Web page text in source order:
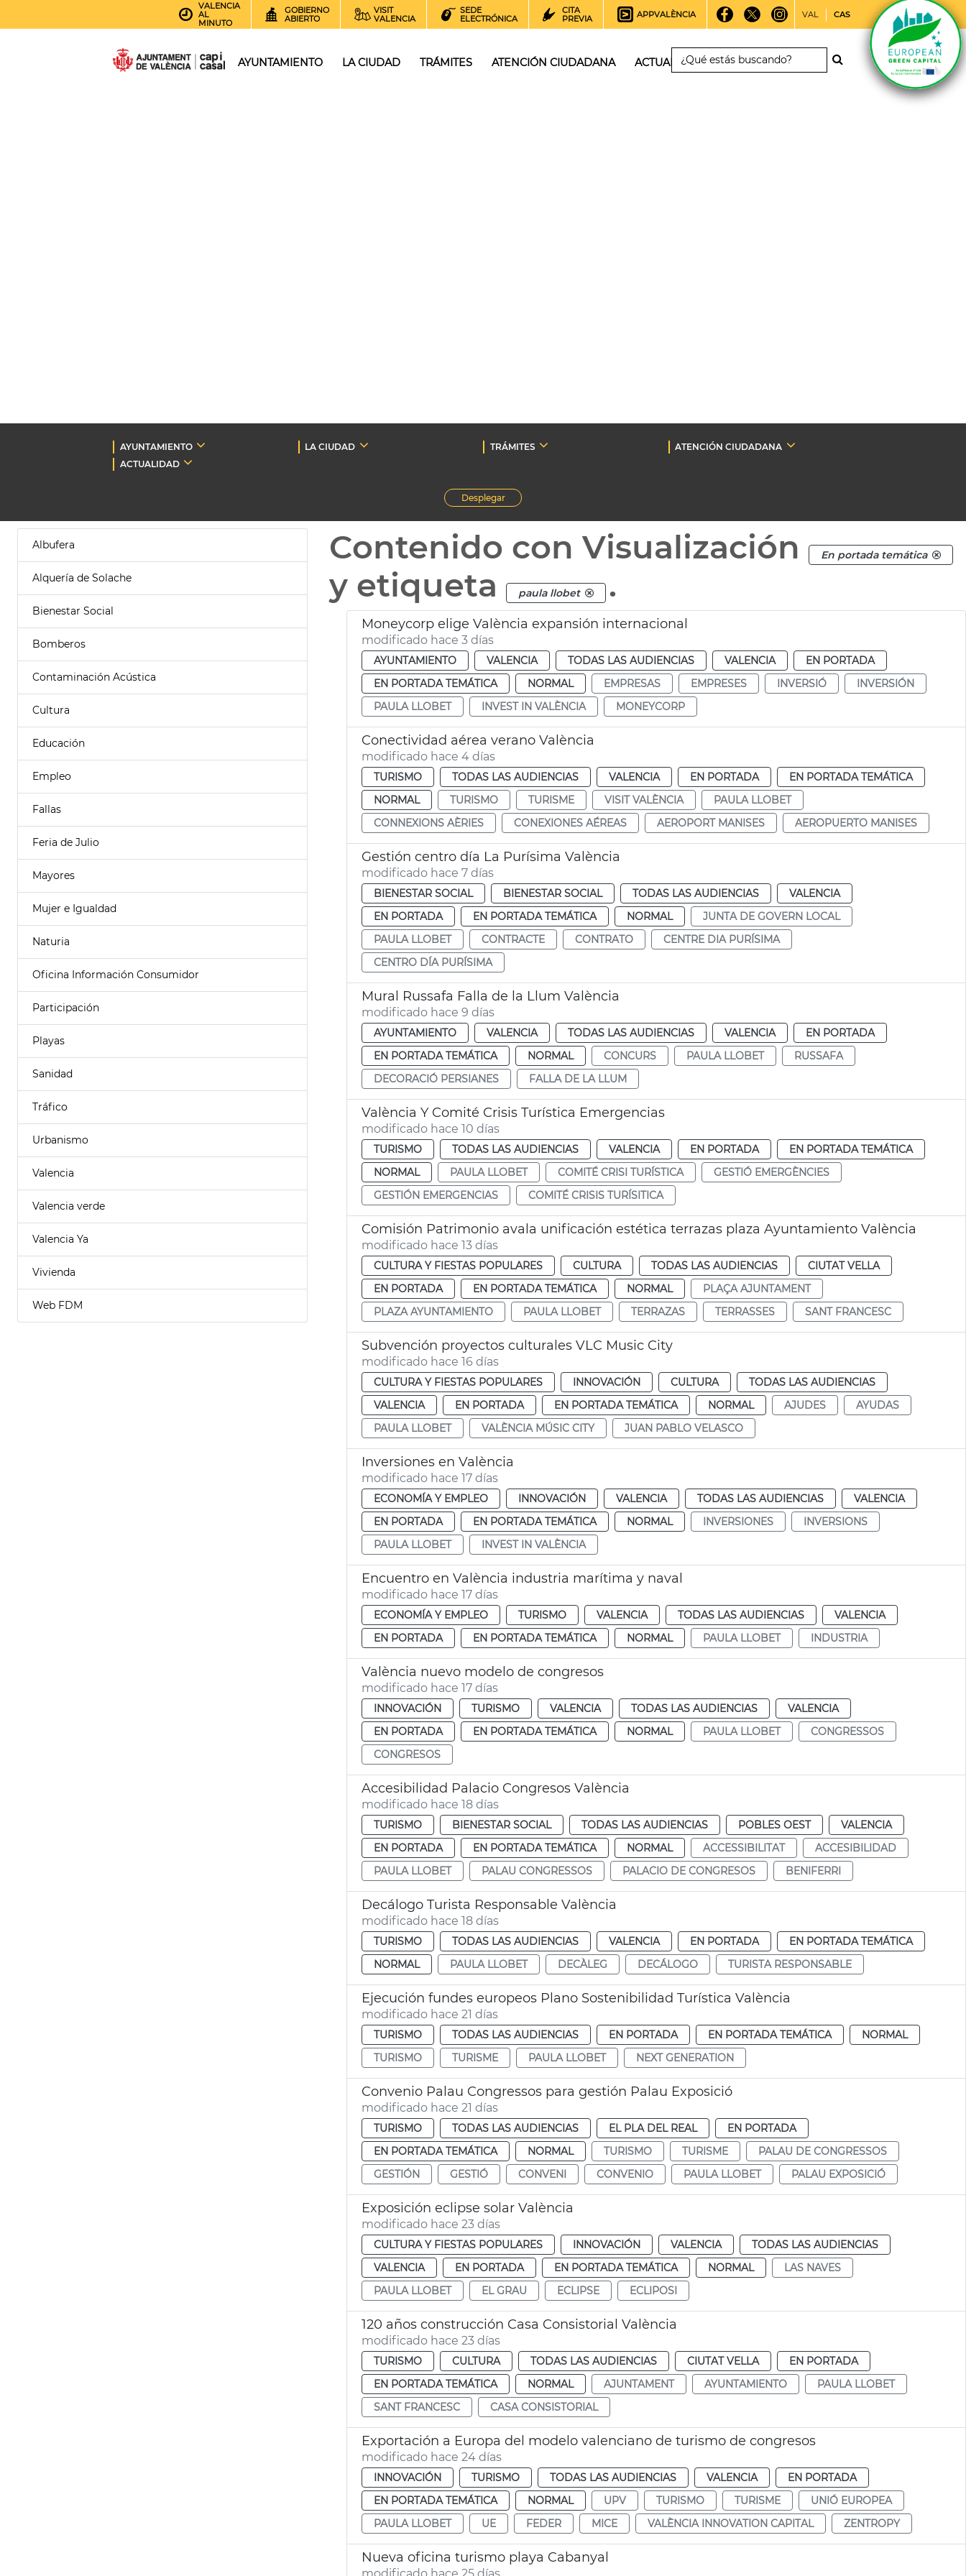
VALENCIA
AL
MINUTO
GOBIERNO
ABIERTO
VISIT
VALENCIA
SEDE
ELECTRÓNICA
CITA
PREVIA
APPVALÈNCIA VAL CAS
AYUNTAMIENTO LA CIUDAD TRÁMITES ATENCIÓN CIUDADANA ACTUALIDAD
AYUNTAMIENTO LA CIUDAD TRÁMITES
ATENCIÓN CIUDADANA
ACTUALIDAD
Desplegar
Albufera
Alquería de Solache
Bienestar Social
Bomberos
Contaminación Acústica
Cultura
Educación
Empleo
Fallas
Feria de Julio
Mayores
Mujer e Igualdad
Naturia
Oficina Información Consumidor
Participación
Playas
Sanidad
Tráfico
Urbanismo
Valencia
Valencia verde
Valencia Ya
Vivienda
Web FDM
Contenido con Visualización En portada temática
y etiqueta paula llobet .
Moneycorp elige València expansión internacional
modificado hace 3 días
AYUNTAMIENTO VALENCIA TODAS LAS AUDIENCIAS VALENCIA
EN PORTADA
EN PORTADA TEMÁTICA
NORMAL EMPRESAS EMPRESES INVERSIÓ
INVERSIÓN
PAULA LLOBET
INVEST IN VALÈNCIA MONEYCORP
Conectividad aérea verano València
modificado hace 4 días
TURISMO TODAS LAS AUDIENCIAS VALENCIA EN PORTADA
EN PORTADA TEMÁTICA
NORMAL
TURISMO TURISME VISIT VALÈNCIA
PAULA LLOBET
CONNEXIONS AÈRIES
CONEXIONES AÉREAS AEROPORT MANISES AEROPUERTO MANISES
Gestión centro día La Purísima València
modificado hace 7 días
BIENESTAR SOCIAL BIENESTAR SOCIAL TODAS LAS AUDIENCIAS
VALENCIA
EN PORTADA
EN PORTADA TEMÁTICA NORMAL
JUNTA DE GOVERN LOCAL
PAULA LLOBET
CONTRACTE CONTRATO
CENTRE DIA PURÍSIMA
CENTRO DÍA PURÍSIMA
Mural Russafa Falla de la Llum València
modificado hace 9 días
AYUNTAMIENTO VALENCIA TODAS LAS AUDIENCIAS VALENCIA
EN PORTADA
EN PORTADA TEMÁTICA
NORMAL CONCURS PAULA LLOBET
RUSSAFA
DECORACIÓ PERSIANES
FALLA DE LA LLUM
València Y Comité Crisis Turística Emergencias
modificado hace 10 días
TURISMO TODAS LAS AUDIENCIAS VALENCIA EN PORTADA
EN PORTADA TEMÁTICA
NORMAL
PAULA LLOBET COMITÉ CRISI TURÍSTICA
GESTIÓ EMERGÈNCIES
GESTIÓN EMERGENCIAS
COMITÉ CRISIS TURÍSITICA
Comisión Patrimonio avala unificación estética terrazas plaza Ayuntamiento València
modificado hace 13 días
CULTURA Y FIESTAS POPULARES CULTURA TODAS LAS AUDIENCIAS
CIUTAT VELLA
EN PORTADA
EN PORTADA TEMÁTICA NORMAL
PLAÇA AJUNTAMENT
PLAZA AYUNTAMIENTO
PAULA LLOBET TERRAZAS TERRASSES SANT FRANCESC
Subvención proyectos culturales VLC Music City
modificado hace 16 días
CULTURA Y FIESTAS POPULARES INNOVACIÓN CULTURA
TODAS LAS AUDIENCIAS
VALENCIA
EN PORTADA EN PORTADA TEMÁTICA NORMAL AJUDES
AYUDAS
PAULA LLOBET
VALÈNCIA MÚSIC CITY JUAN PABLO VELASCO
Inversiones en València
modificado hace 17 días
ECONOMÍA Y EMPLEO INNOVACIÓN VALENCIA TODAS LAS AUDIENCIAS
VALENCIA
EN PORTADA
EN PORTADA TEMÁTICA NORMAL INVERSIONES
INVERSIONS
PAULA LLOBET
INVEST IN VALÈNCIA
Encuentro en València industria marítima y naval
modificado hace 17 días
ECONOMÍA Y EMPLEO TURISMO VALENCIA TODAS LAS AUDIENCIAS
VALENCIA
EN PORTADA
EN PORTADA TEMÁTICA NORMAL PAULA LLOBET INDUSTRIA
València nuevo modelo de congresos
modificado hace 17 días
INNOVACIÓN TURISMO VALENCIA TODAS LAS AUDIENCIAS
VALENCIA
EN PORTADA
EN PORTADA TEMÁTICA NORMAL PAULA LLOBET
CONGRESSOS
CONGRESOS
Accesibilidad Palacio Congresos València
modificado hace 18 días
TURISMO BIENESTAR SOCIAL TODAS LAS AUDIENCIAS POBLES OEST
VALENCIA
EN PORTADA
EN PORTADA TEMÁTICA NORMAL ACCESSIBILITAT
ACCESIBILIDAD
PAULA LLOBET
PALAU CONGRESSOS PALACIO DE CONGRESOS BENIFERRI
Decálogo Turista Responsable València
modificado hace 18 días
TURISMO TODAS LAS AUDIENCIAS VALENCIA EN PORTADA
EN PORTADA TEMÁTICA
NORMAL
PAULA LLOBET DECÀLEG DECÁLOGO TURISTA RESPONSABLE
Ejecución fundes europeos Plano Sostenibilidad Turística València
modificado hace 21 días
TURISMO TODAS LAS AUDIENCIAS EN PORTADA EN PORTADA TEMÁTICA
NORMAL
TURISMO
TURISME PAULA LLOBET NEXT GENERATION
Convenio Palau Congressos para gestión Palau Exposició
modificado hace 21 días
TURISMO TODAS LAS AUDIENCIAS EL PLA DEL REAL
EN PORTADA
EN PORTADA TEMÁTICA
NORMAL TURISMO TURISME
PALAU DE CONGRESSOS
GESTIÓN
GESTIÓ CONVENI CONVENIO PAULA LLOBET PALAU EXPOSICIÓ
Exposición eclipse solar València
modificado hace 23 días
CULTURA Y FIESTAS POPULARES INNOVACIÓN VALENCIA
TODAS LAS AUDIENCIAS
VALENCIA
EN PORTADA EN PORTADA TEMÁTICA NORMAL
LAS NAVES
PAULA LLOBET
EL GRAU ECLIPSE ECLIPOSI
120 años construcción Casa Consistorial València
modificado hace 23 días
TURISMO CULTURA TODAS LAS AUDIENCIAS CIUTAT VELLA
EN PORTADA
EN PORTADA TEMÁTICA
NORMAL AJUNTAMENT AYUNTAMIENTO
PAULA LLOBET
SANT FRANCESC
CASA CONSISTORIAL
Exportación a Europa del modelo valenciano de turismo de congresos
modificado hace 24 días
INNOVACIÓN TURISMO TODAS LAS AUDIENCIAS VALENCIA
EN PORTADA
EN PORTADA TEMÁTICA
NORMAL UPV TURISMO TURISME
UNIÓ EUROPEA
PAULA LLOBET
UE FEDER MICE VALÈNCIA INNOVATION CAPITAL ZENTROPY
Nueva oficina turismo playa Cabanyal